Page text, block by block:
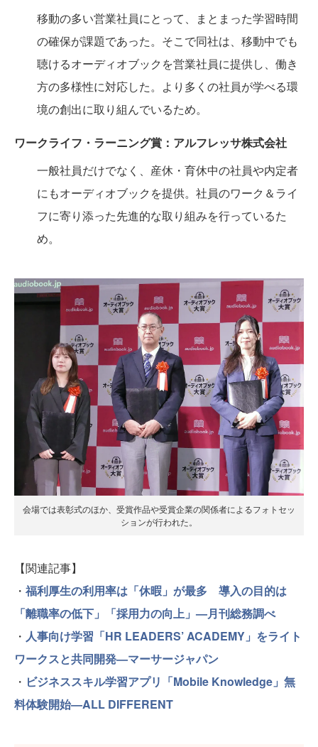
移動の多い営業社員にとって、まとまった学習時間
の確保が課題であった。そこで同社は、移動中でも
聴けるオーディオブックを営業社員に提供し、働き
方の多様性に対応した。より多くの社員が学べる環
境の創出に取り組んでいるため。
ワークライフ・ラーニング賞：アルフレッサ株式会社
一般社員だけでなく、産休・育休中の社員や内定者
にもオーディオブックを提供。社員のワーク＆ライ
フに寄り添った先進的な取り組みを行っているた
め。
会場では表彰式のほか、受賞作品や受賞企業の関係者によるフォトセッ
ションが行われた。
【関連記事】
・ 福利厚生の利用率は「休暇」が最多 導入の目的は
「離職率の低下」「採用力の向上」—月刊総務調べ
・ 人事向け学習「HR LEADERS’ ACADEMY」をライト
ワークスと共同開発—マーサージャパン
・ ビジネススキル学習アプリ「Mobile Knowledge」無
料体験開始—ALL DIFFERENT